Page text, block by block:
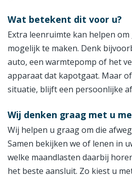
Wat betekent dit voor u?
Extra leenruimte kan helpen
mogelijk te maken. Denk
auto, een warmtepomp of het
apparaat dat kapotgaat. Maar
situatie, blijft een persoonlijke
Wij denken graag met u
Wij helpen u graag om die
Samen bekijken we of lenen in
welke maandlasten daarbij
het beste aansluit. Zo kiest u